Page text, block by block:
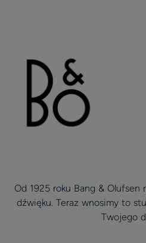
Od 1925 roku Bang &
dźwięku. Teraz wnosimy to
Twojego